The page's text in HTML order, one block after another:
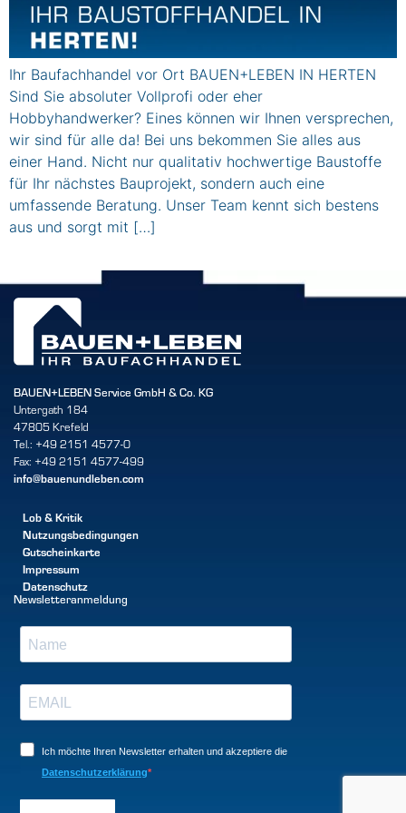
Ihr Baufachhandel vor Ort BAUEN+LEBEN IN HERTEN
Sind Sie absoluter Vollprofi oder eher
Hobbyhandwerker? Eines können wir Ihnen versprechen,
wir sind für alle da! Bei uns bekommen Sie alles aus
einer Hand. Nicht nur qualitativ hochwertige Baustoffe
für Ihr nächstes Bauprojekt, sondern auch eine
umfassende Beratung. Unser Team kennt sich bestens
aus und sorgt mit […]
BAUEN+LEBEN Service GmbH & Co. KG
Untergath 184
47805 Krefeld
Tel.: +49 2151 4577-0
Fax: +49 2151 4577-499
info@bauenundleben.com
Lob & Kritik
Nutzungsbedingungen
Gutscheinkarte
Impressum
Datenschutz
Newsletteranmeldung
Ich möchte Ihren Newsletter erhalten und akzeptiere die
Datenschutzerklärung